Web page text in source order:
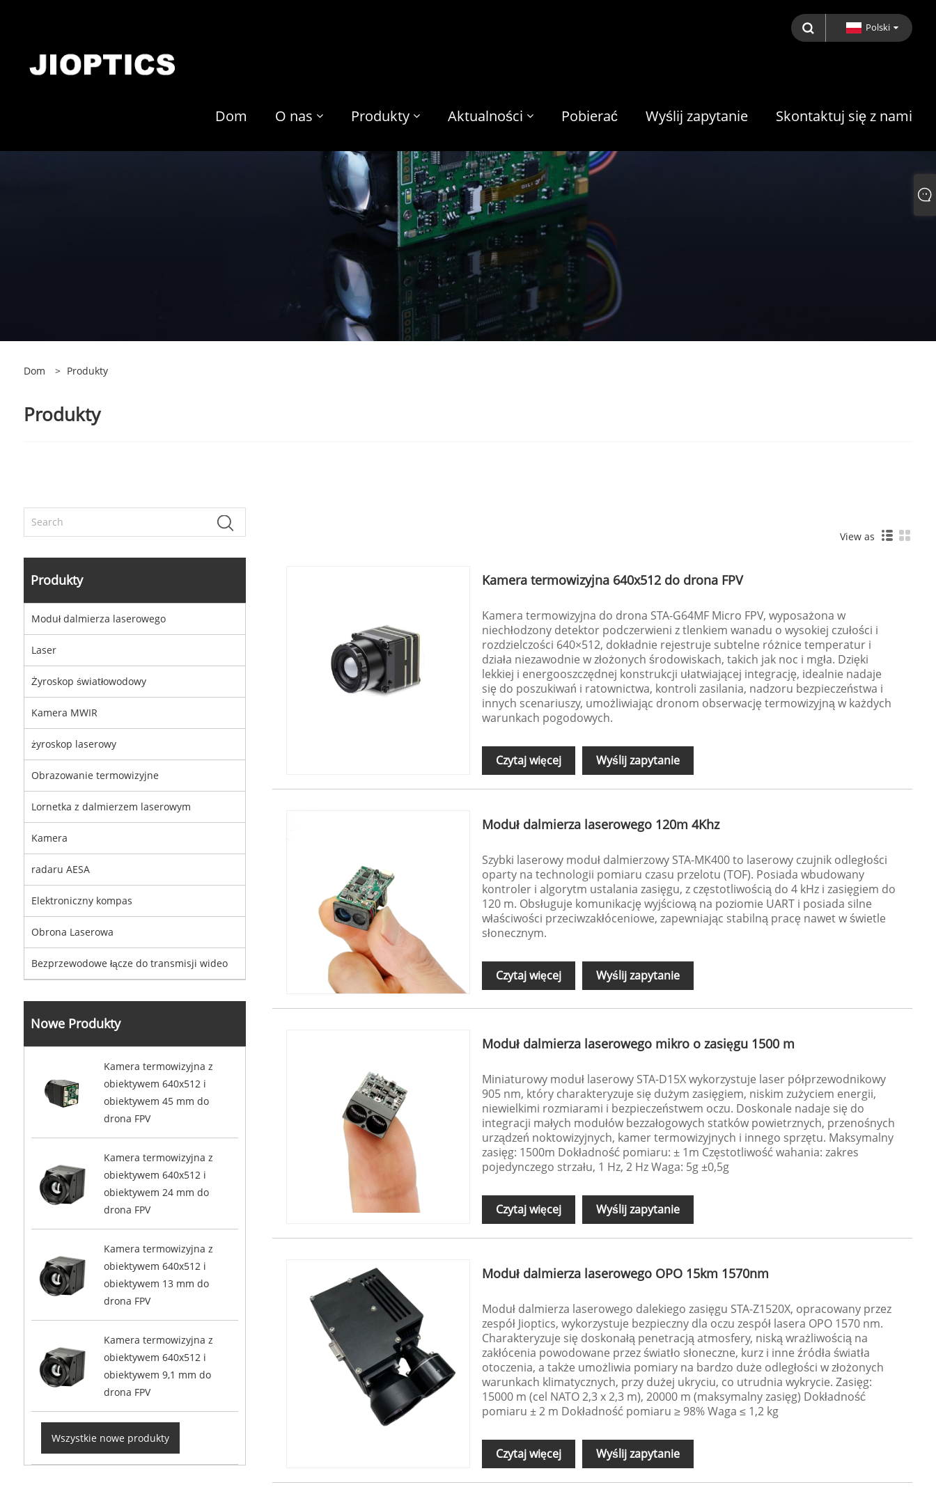
Polski
Dom O nas Produkty Aktualności Pobierać Wyślij zapytanie Skontaktuj się z nami
Dom > Produkty
Produkty
Produkty
Moduł dalmierza laserowego
Laser
Żyroskop światłowodowy
Kamera MWIR
żyroskop laserowy
Obrazowanie termowizyjne
Lornetka z dalmierzem laserowym
Kamera
radaru AESA
Elektroniczny kompas
Obrona Laserowa
Bezprzewodowe łącze do transmisji wideo
Nowe Produkty
Kamera termowizyjna z
obiektywem 640x512 i
obiektywem 45 mm do
drona FPV
Kamera termowizyjna z
obiektywem 640x512 i
obiektywem 24 mm do
drona FPV
Kamera termowizyjna z
obiektywem 640x512 i
obiektywem 13 mm do
drona FPV
Kamera termowizyjna z
obiektywem 640x512 i
obiektywem 9,1 mm do
drona FPV
Wszystkie nowe produkty
View as
Kamera termowizyjna 640x512 do drona FPV
Kamera termowizyjna do drona STA-G64MF Micro FPV, wyposażona w
niechłodzony detektor podczerwieni z tlenkiem wanadu o wysokiej czułości i
rozdzielczości 640×512, dokładnie rejestruje subtelne różnice temperatur i
działa niezawodnie w złożonych środowiskach, takich jak noc i mgła. Dzięki
lekkiej i energooszczędnej konstrukcji ułatwiającej integrację, idealnie nadaje
się do poszukiwań i ratownictwa, kontroli zasilania, nadzoru bezpieczeństwa i
innych scenariuszy, umożliwiając dronom obserwację termowizyjną w każdych
warunkach pogodowych.
Czytaj więcej Wyślij zapytanie
Moduł dalmierza laserowego 120m 4Khz
Szybki laserowy moduł dalmierzowy STA-MK400 to laserowy czujnik odległości
oparty na technologii pomiaru czasu przelotu (TOF). Posiada wbudowany
kontroler i algorytm ustalania zasięgu, z częstotliwością do 4 kHz i zasięgiem do
120 m. Obsługuje komunikację wyjściową na poziomie UART i posiada silne
właściwości przeciwzakłóceniowe, zapewniając stabilną pracę nawet w świetle
słonecznym.
Czytaj więcej Wyślij zapytanie
Moduł dalmierza laserowego mikro o zasięgu 1500 m
Miniaturowy moduł laserowy STA-D15X wykorzystuje laser półprzewodnikowy
905 nm, który charakteryzuje się dużym zasięgiem, niskim zużyciem energii,
niewielkimi rozmiarami i bezpieczeństwem oczu. Doskonale nadaje się do
integracji małych modułów bezzałogowych statków powietrznych, przenośnych
urządzeń noktowizyjnych, kamer termowizyjnych i innego sprzętu. Maksymalny
zasięg: 1500m Dokładność pomiaru: ± 1m Częstotliwość wahania: zakres
pojedynczego strzału, 1 Hz, 2 Hz Waga: 5g ±0,5g
Czytaj więcej Wyślij zapytanie
Moduł dalmierza laserowego OPO 15km 1570nm
Moduł dalmierza laserowego dalekiego zasięgu STA-Z1520X, opracowany przez
zespół Jioptics, wykorzystuje bezpieczny dla oczu zespół lasera OPO 1570 nm.
Charakteryzuje się doskonałą penetracją atmosfery, niską wrażliwością na
zakłócenia powodowane przez światło słoneczne, kurz i inne źródła światła
otoczenia, a także umożliwia pomiary na bardzo duże odległości w złożonych
warunkach klimatycznych, przy dużej ukryciu, co utrudnia wykrycie. Zasięg:
15000 m (cel NATO 2,3 x 2,3 m), 20000 m (maksymalny zasięg) Dokładność
pomiaru ± 2 m Dokładność pomiaru ≥ 98% Waga ≤ 1,2 kg
Czytaj więcej Wyślij zapytanie